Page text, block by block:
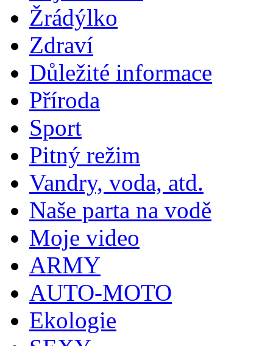
Žrádýlko
Zdraví
Důležité informace
Příroda
Sport
Pitný režim
Vandry, voda, atd.
Naše parta na vodě
Moje video
ARMY
AUTO-MOTO
Ekologie